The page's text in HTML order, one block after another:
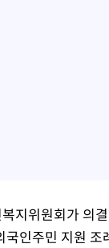
지위원회가 의
인주민 지원